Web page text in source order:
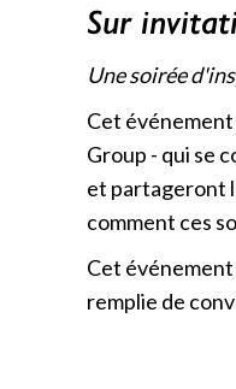
Sur
Une soirée
Cet
Group - qui se
et partageront
comment ces
Cet
remplie de